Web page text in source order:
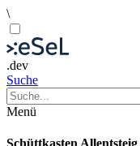
\
.dev
Suche
Menü